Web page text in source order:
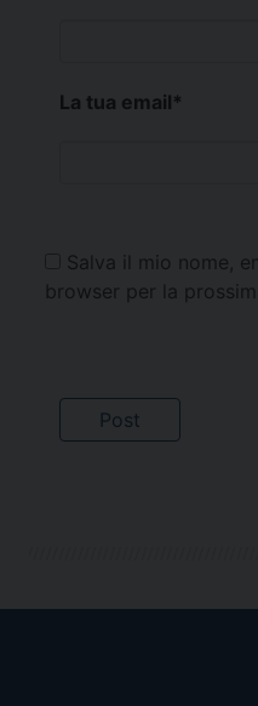
La tua email*
Salva il mio nome,
browser per la